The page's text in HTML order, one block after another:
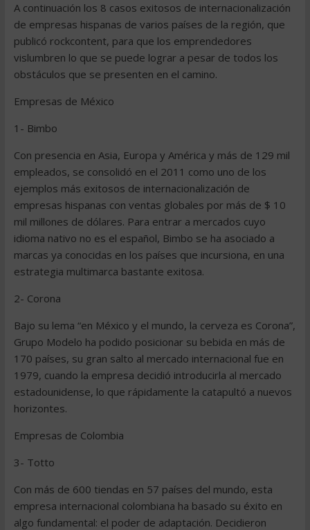
A continuación los 8 casos exitosos de internacionalización
de empresas hispanas de varios países de la región, que
publicó rockcontent, para que los emprendedores
vislumbren lo que se puede lograr a pesar de todos los
obstáculos que se presenten en el camino.
Empresas de México
1- Bimbo
Con presencia en Asia, Europa y América y más de 129 mil
empleados, se consolidó en el 2011 como uno de los
ejemplos más exitosos de internacionalización de
empresas hispanas con ventas globales por más de $ 10
mil millones de dólares. Para entrar a mercados cuyo
idioma nativo no es el español, Bimbo se ha asociado a
marcas ya conocidas en los países que incursiona, en una
estrategia multimarca bastante exitosa.
2- Corona
Bajo su lema “en México y el mundo, la cerveza es Corona”,
Grupo Modelo ha podido posicionar su bebida en más de
170 países, su gran salto al mercado internacional fue en
1979, cuando la empresa decidió introducirla al mercado
estadounidense, lo que rápidamente la catapultó a nuevos
horizontes.
Empresas de Colombia
3- Totto
Con más de 600 tiendas en 57 países del mundo, esta
empresa internacional colombiana ha basado su éxito en
algo fundamental: el poder de adaptación. Decidieron